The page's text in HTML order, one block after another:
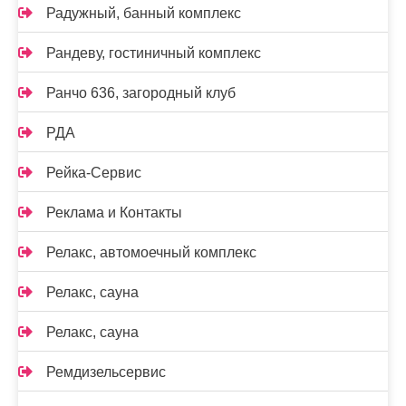
Радужный, банный комплекс
Рандеву, гостиничный комплекс
Ранчо 636, загородный клуб
РДА
Рейка-Сервис
Реклама и Контакты
Релакс, автомоечный комплекс
Релакс, сауна
Релакс, сауна
Ремдизельсервис